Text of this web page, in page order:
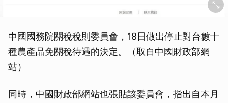
中國國務院關稅稅則委員會，18日做出停止對台數十
種農產品免關稅待遇的決定。（取自中國財政部網
站）
同時，中國財政部網站也張貼該委員會，指出自本月